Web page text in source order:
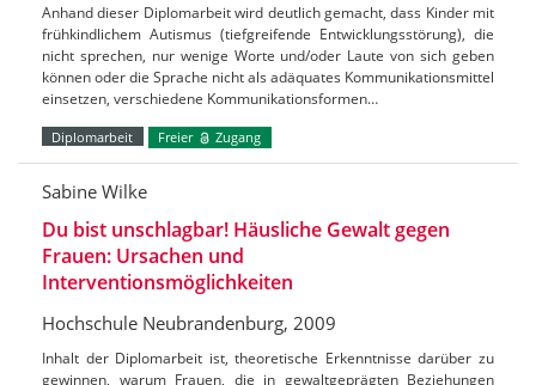
Anhand dieser Diplomarbeit wird deutlich gemacht, dass Kinder mit
frühkindlichem Autismus (tiefgreifende Entwicklungsstörung), die
nicht sprechen, nur wenige Worte und/oder Laute von sich geben
können oder die Sprache nicht als adäquates Kommunikationsmittel
einsetzen, verschiedene Kommunikationsformen…
Diplomarbeit Freier Zugang
Sabine Wilke
Du bist unschlagbar! Häusliche Gewalt gegen
Frauen: Ursachen und
Interventionsmöglichkeiten
Hochschule Neubrandenburg, 2009
Inhalt der Diplomarbeit ist, theoretische Erkenntnisse darüber zu
gewinnen, warum Frauen, die in gewaltgeprägten Beziehungen